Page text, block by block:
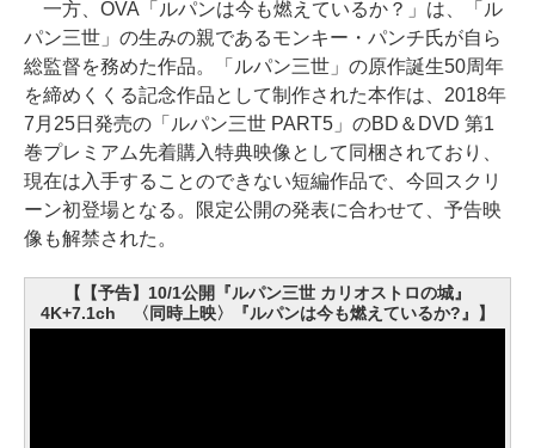
一方、OVA「ルパンは今も燃えているか？」は、「ル
パン三世」の生みの親であるモンキー・パンチ氏が自ら
総監督を務めた作品。「ルパン三世」の原作誕生50周年
を締めくくる記念作品として制作された本作は、2018年
7月25日発売の「ルパン三世 PART5」のBD＆DVD 第1
巻プレミアム先着購入特典映像として同梱されており、
現在は入手することのできない短編作品で、今回スクリ
ーン初登場となる。限定公開の発表に合わせて、予告映
像も解禁された。
【【予告】10/1公開『ルパン三世 カリオストロの城』
4K+7.1ch 〈同時上映〉『ルパンは今も燃えているか?』】